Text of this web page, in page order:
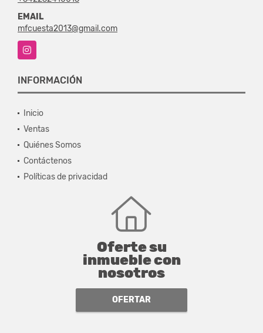
EMAIL
mfcuesta2013@gmail.com
Instagram
INFORMACIÓN
Inicio
Ventas
Quiénes Somos
Contáctenos
Políticas de privacidad
Oferte su
inmueble con
nosotros
OFERTAR